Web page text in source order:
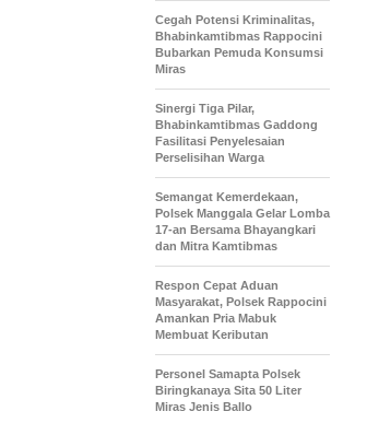
Cegah Potensi Kriminalitas,
Bhabinkamtibmas Rappocini
Bubarkan Pemuda Konsumsi
Miras
Sinergi Tiga Pilar,
Bhabinkamtibmas Gaddong
Fasilitasi Penyelesaian
Perselisihan Warga
Semangat Kemerdekaan,
Polsek Manggala Gelar Lomba
17-an Bersama Bhayangkari
dan Mitra Kamtibmas
Respon Cepat Aduan
Masyarakat, Polsek Rappocini
Amankan Pria Mabuk
Membuat Keributan
Personel Samapta Polsek
Biringkanaya Sita 50 Liter
Miras Jenis Ballo